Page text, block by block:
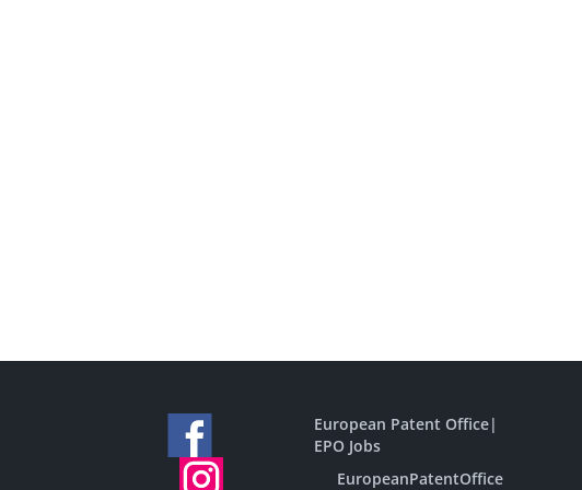
European Patent Office|
EPO Jobs
EuropeanPatentOffice